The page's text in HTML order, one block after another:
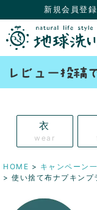
新規会員登
衣
wear
HOME
キャンペーン
使い捨て布ナプキンプ